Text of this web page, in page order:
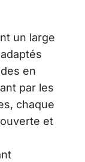
un large
adaptés
en
par les
chaque
et